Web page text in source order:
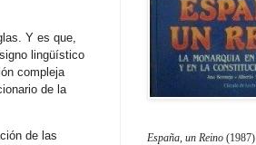
Y es que,
lingüístico
compleja
de la
de las
España, un Reino (1987)